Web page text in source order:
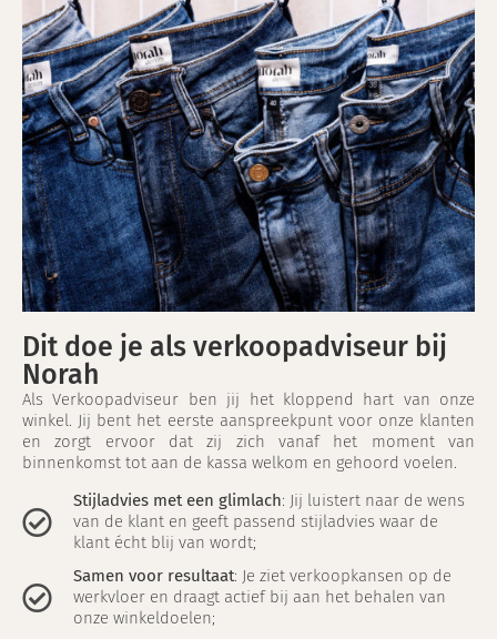
Dit doe je als verkoopadviseur bij
Norah
Als Verkoopadviseur ben jij het kloppend hart van onze
winkel. Jij bent het eerste aanspreekpunt voor onze klanten
en zorgt ervoor dat zij zich vanaf het moment van
binnenkomst tot aan de kassa welkom en gehoord voelen.
Stijladvies met een glimlach: Jij luistert naar de wens
van de klant en geeft passend stijladvies waar de
klant écht blij van wordt;
Samen voor resultaat: Je ziet verkoopkansen op de
werkvloer en draagt actief bij aan het behalen van
onze winkeldoelen;